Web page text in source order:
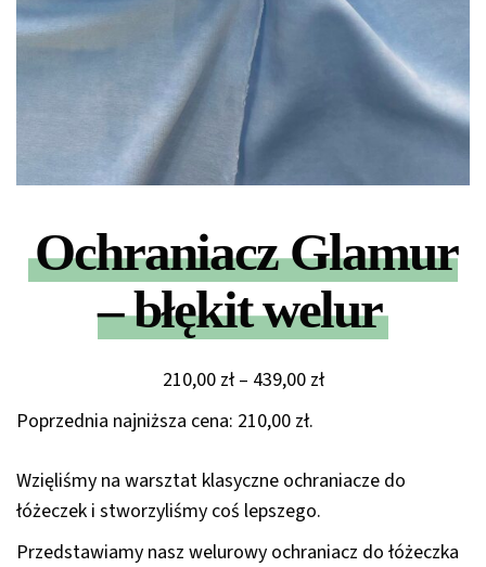
Ochraniacz Glamur
– błękit welur
210,00 zł – 439,00 złZakres
210,00 zł
Poprzednia najniższa cena: 210,00 zł.
Wzięliśmy na warsztat klasyczne ochraniacze do
łóżeczek i stworzyliśmy coś lepszego.
Przedstawiamy nasz welurowy ochraniacz do łóżeczka